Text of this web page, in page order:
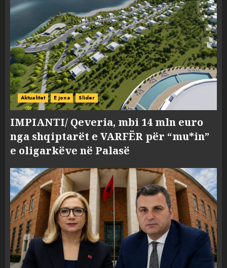
Aktualitet E jona Slider
IMPIANTI/ Qeveria, mbi 14 mln euro
nga shqiptarët e VARFËR për “mu*in”
e oligarkëve në Palasë